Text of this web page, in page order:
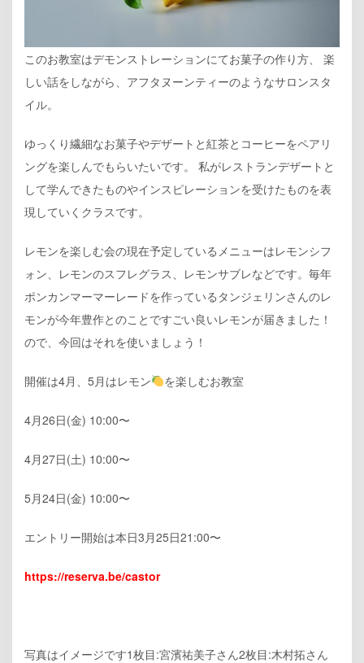
このお教室はデモンストレーションにてお菓子の作り方、 楽
しい話をしながら、アフタヌーンティーのようなサロンスタ
イル。
ゆっくり繊細なお菓子やデザートと紅茶とコーヒーをペアリ
ングを楽しんでもらいたいです。 私がレストランデザートと
して学んできたものやインスピレーションを受けたものを表
現していくクラスです。
レモンを楽しむ会の現在予定しているメニューはレモンシフ
ォン、レモンのスフレグラス、レモンサブレなどです。毎年
ポンカンマーマーレードを作っているタンジェリンさんのレ
モンが今年豊作とのことですごい良いレモンが届きました！
ので、今回はそれを使いましょう！
開催は4月、5月はレモン を楽しむお教室
4月26日(金) 10:00〜
4月27日(土) 10:00〜
5月24日(金) 10:00〜
エントリー開始は本日3月25日21:00〜
https://reserva.be/castor
写真はイメージです️1枚目:宮濱祐美子さん2枚目:木村拓さん